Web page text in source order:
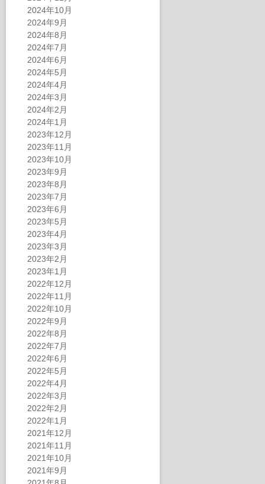
2024年10月
2024年9月
2024年8月
2024年7月
2024年6月
2024年5月
2024年4月
2024年3月
2024年2月
2024年1月
2023年12月
2023年11月
2023年10月
2023年9月
2023年8月
2023年7月
2023年6月
2023年5月
2023年4月
2023年3月
2023年2月
2023年1月
2022年12月
2022年11月
2022年10月
2022年9月
2022年8月
2022年7月
2022年6月
2022年5月
2022年4月
2022年3月
2022年2月
2022年1月
2021年12月
2021年11月
2021年10月
2021年9月